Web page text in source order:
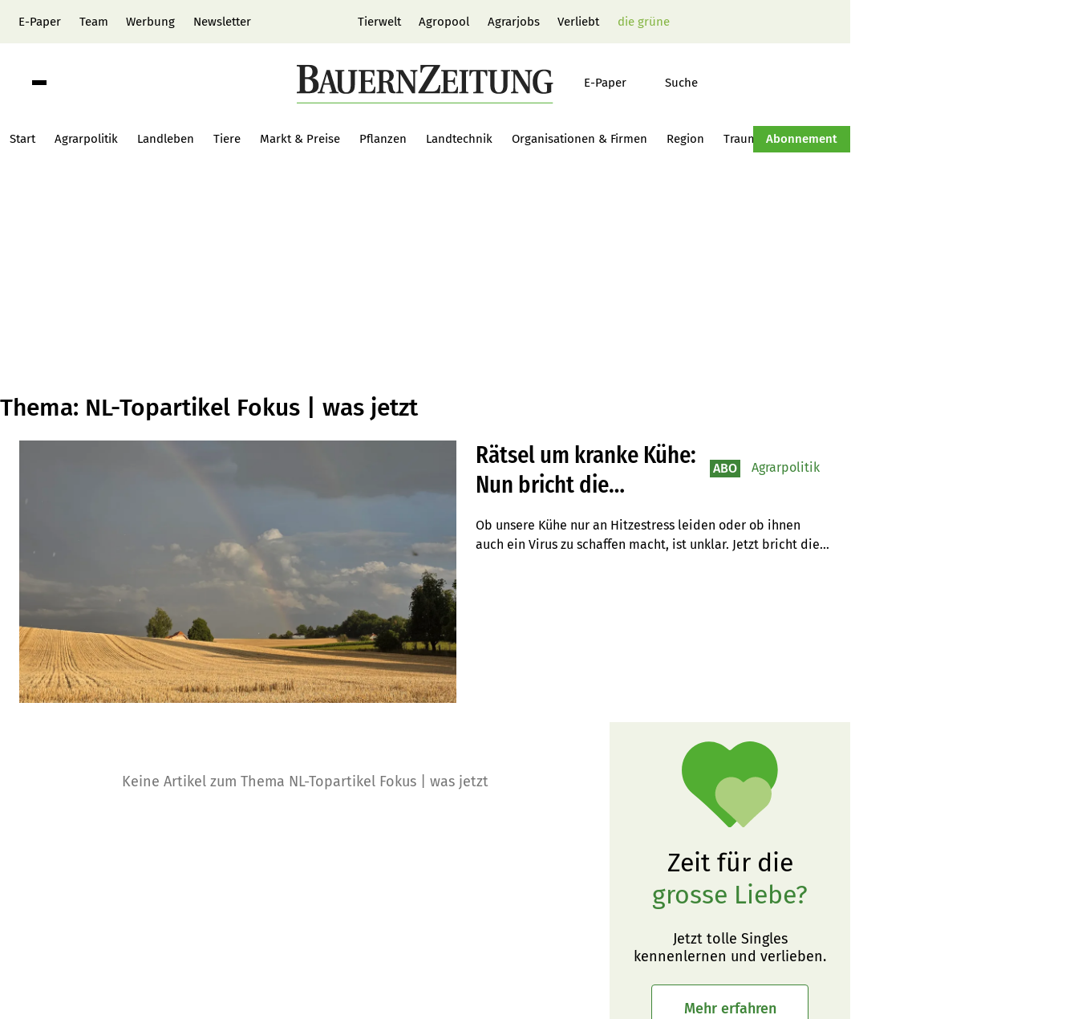
E-Paper Team Werbung Newsletter Tierwelt Agropool Agrarjobs Verliebt die grüne
E-Paper Suche
Start Agrarpolitik Landleben Tiere Markt & Preise Pflanzen Landtechnik Organisationen & Firmen Region Traumtraktor Hof-Management
Abonnement
Thema: NL-Topartikel Fokus | was jetzt
Rätsel um kranke Kühe:
Nun bricht die
Milchmenge ein
Ob unsere Kühe nur an Hitzestress leiden oder ob ihnen
auch ein Virus zu schaffen macht, ist unklar. Jetzt bricht die
ABO Agrarpolitik
Keine Artikel zum Thema NL-Topartikel Fokus | was jetzt
Zeit für die
grosse Liebe?
Jetzt tolle Singles
kennenlernen und verlieben.
Mehr erfahren